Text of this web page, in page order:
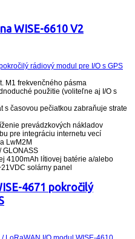
WISE-6610 V2
M1 frekvenčného pásma
použitie (voliteľne aj I/O s
s časovou pečiatkou zabraňuje strate
prevádzkových nákladov
pre integráciu internetu vecí
LwM2M
GLONASS
4100mAh lítiovej batérie a/alebo
solárny panel
4671 pokročilý